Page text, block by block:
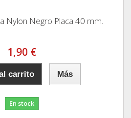
Nylon Negro Placa 40 mm.
1,90 €
carrito Más
En stock